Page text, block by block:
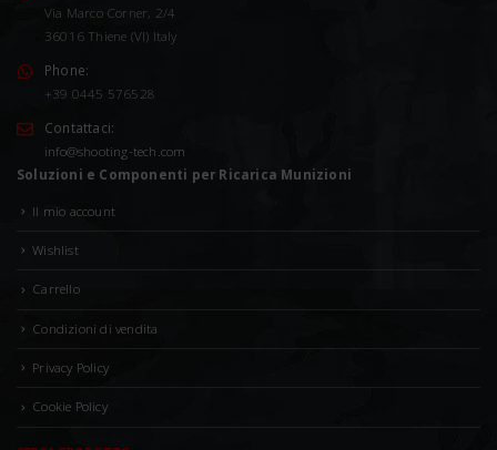
Via Marco Corner, 2/4
36016 Thiene (VI) Italy
Phone:
+39 0445 576528
Contattaci:
info@shooting-tech.com
Soluzioni e Componenti per Ricarica Munizioni
Il mio account
Wishlist
Carrello
Condizioni di vendita
Privacy Policy
Cookie Policy